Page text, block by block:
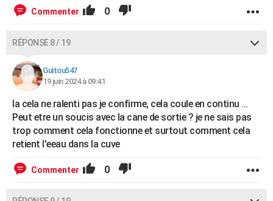
Commenter 0
RÉPONSE 8 / 19
Guitou547
19 juin 2024 à 09:41
la cela ne ralenti pas je confirme, cela coule en continu ...
Peut etre un soucis avec la cane de sortie ? je ne sais pas
trop comment cela fonctionne et surtout comment cela
retient l'eeau dans la cuve
Commenter 0